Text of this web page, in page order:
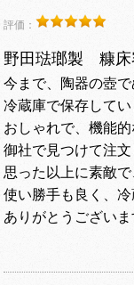
評価：
野田琺瑯製 糠床
今まで、陶器の壺で
冷蔵庫で保存してい
おしゃれで、機能
御社で見つけて注文
思った以上に素敵で
使い勝手も良く、冷
ありがとうござい